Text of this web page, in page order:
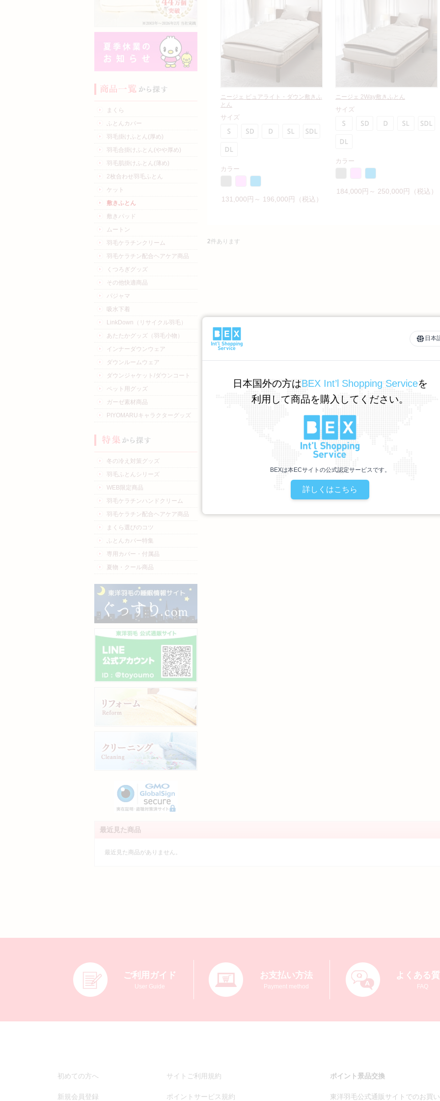
ニージェ ピュアライト・ダウン敷きふ
とん
サイズ
カラー
131,000円～ 196,000円（税込）
ニージェ 2Way敷きふとん
サイズ
カラー
184,000円～ 250,000円（税込）
2件あります
まくら
ふとんカバー
羽毛掛けふとん(厚め)
羽毛合掛けふとん(やや厚め)
羽毛肌掛けふとん(薄め)
2枚合わせ羽毛ふとん
ケット
敷きふとん
敷きパッド
ムートン
羽毛ケラチンクリーム
羽毛ケラチン配合ヘアケア商品
くつろぎグッズ
その他快適商品
パジャマ
吸水下着
LinkDown（リサイクル羽毛）
あたたかグッズ（羽毛小物）
インナーダウンウェア
ダウンルームウェア
ダウンジャケット/ダウンコート
ペット用グッズ
ガーゼ素材商品
PIYOMARUキャラクターグッズ
冬の冷え対策グッズ
羽毛ふとんシリーズ
WEB限定商品
羽毛ケラチンハンドクリーム
羽毛ケラチン配合ヘアケア商品
まくら選びのコツ
ふとんカバー特集
専用カバー・付属品
夏物・クール商品
最近見た商品
最近見た商品がありません。
ご利用ガイド
User Guide
お支払い方法
Payment method
よくある
FAQ
初めての方へ
新規会員登録
サイトご利用規約
ポイントサービス規約
ポイント景品交換
東洋羽毛公式通販サイトでのお買
日本
日本国外の方はBEX Int’l Shopping Serviceを
利用して商品を購入してください。
BEXは本ECサイトの公式認定サービスです。
詳しくはこちら